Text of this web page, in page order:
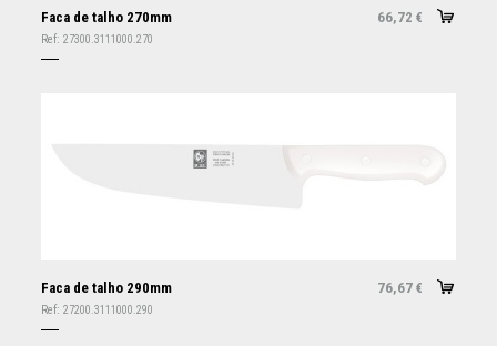
Faca de talho 270mm 66,72 €
Ref: 27300.3111000.270
Faca de talho 290mm 76,67 €
Ref: 27200.3111000.290